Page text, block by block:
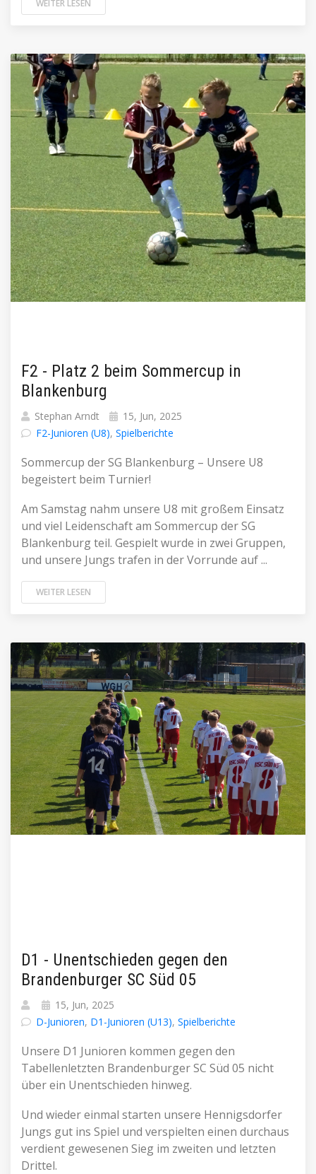
WEITER LESEN
F2 - Platz 2 beim Sommercup in
Blankenburg
Stephan Arndt
15, Jun, 2025
F2-Junioren (U8), Spielberichte
Sommercup der SG Blankenburg – Unsere U8
begeistert beim Turnier!
Am Samstag nahm unsere U8 mit großem Einsatz
und viel Leidenschaft am Sommercup der SG
Blankenburg teil. Gespielt wurde in zwei Gruppen,
und unsere Jungs trafen in der Vorrunde auf ...
WEITER LESEN
D1 - Unentschieden gegen den
Brandenburger SC Süd 05
15, Jun, 2025
D-Junioren, D1-Junioren (U13), Spielberichte
Unsere D1 Junioren kommen gegen den
Tabellenletzten Brandenburger SC Süd 05 nicht
über ein Unentschieden hinweg.
Und wieder einmal starten unsere Hennigsdorfer
Jungs gut ins Spiel und verspielten einen durchaus
verdient gewesenen Sieg im zweiten und letzten
Drittel.